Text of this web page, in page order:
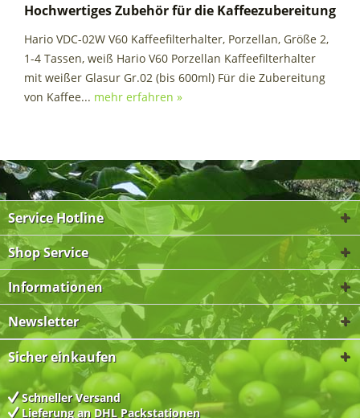
Hochwertiges Zubehör für die Kaffeezubereitung
Hario VDC-02W V60 Kaffeefilterhalter, Porzellan, Größe 2,
1-4 Tassen, weiß Hario V60 Porzellan Kaffeefilterhalter
mit weißer Glasur Gr.02 (bis 600ml) Für die Zubereitung
von Kaffee... mehr erfahren »
Service Hotline
Shop Service
Informationen
Newsletter
Sicher einkaufen
Schneller Versand
Lieferung an DHL Packstationen